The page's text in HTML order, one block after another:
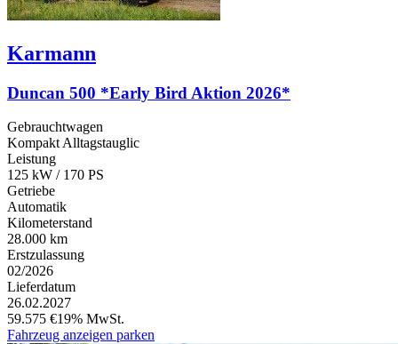
Karmann
Duncan 500 *Early Bird Aktion 2026*
Gebrauchtwagen
Kompakt Alltagstauglic
Leistung
125 kW / 170 PS
Getriebe
Automatik
Kilometerstand
28.000 km
Erstzulassung
02/2026
Lieferdatum
26.02.2027
59.575 €19% MwSt.
Fahrzeug anzeigen parken